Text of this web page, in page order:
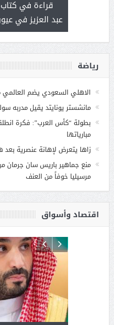
قراءة في
عبد العزيز في
لايعرف
رياضة
الاهلي السعودي يضم العالمي
مانشستر يونايتد يقيل مدربه
بطولة “كأس العرب”: فكرة
مبارياتها
زاها يتعرض لإهانة عنصرية
منع جماهير باريس سان جرمان
مرسيليا خوفاً من العنف
اقتصاد وأسواق